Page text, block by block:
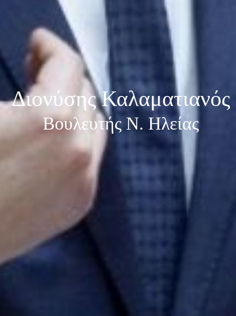
Διονύσης Καλαματιανός
Βουλευτής Ν. Ηλείας